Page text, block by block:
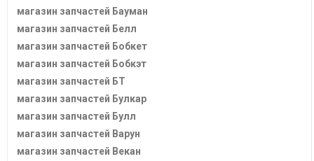
магазин запчастей Бауман
магазин запчастей Белл
магазин запчастей Бобкет
магазин запчастей Бобкэт
магазин запчастей БТ
магазин запчастей Булкар
магазин запчастей Булл
магазин запчастей Варун
магазин запчастей Векан